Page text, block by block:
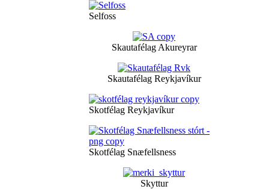
Selfoss
Skautafélag Akureyrar
Skautafélag Reykjavíkur
Skotfélag Reykjavíkur
Skotfélag Snæfellsness
Skyttur